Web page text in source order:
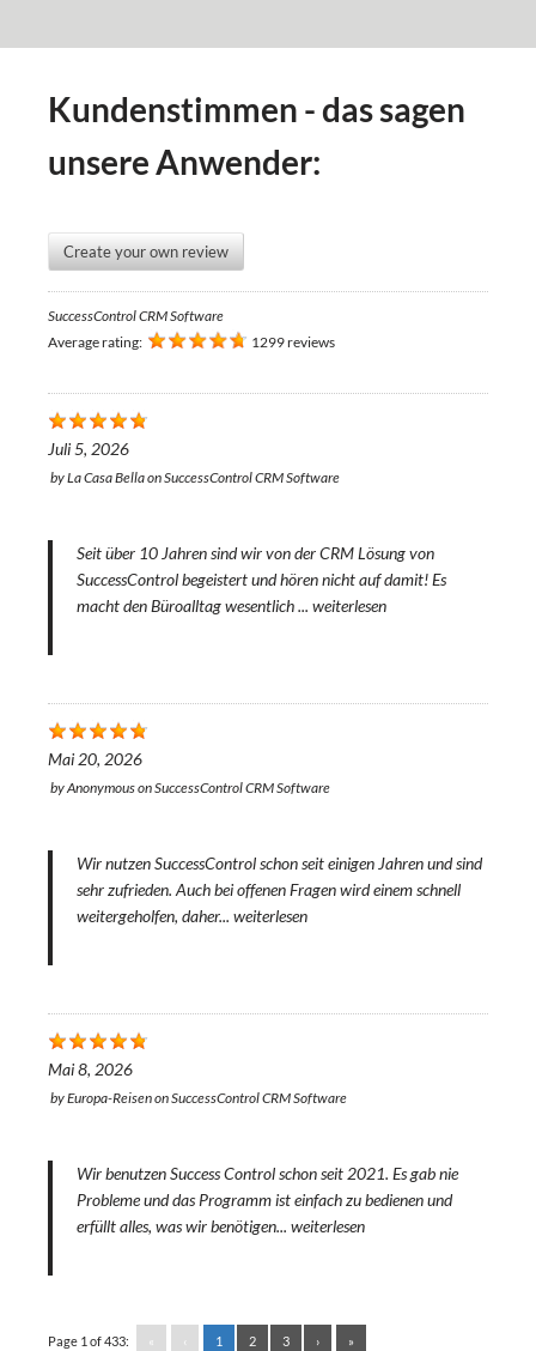
Kundenstimmen - das sagen
unsere Anwender:
Create your own review
SuccessControl CRM Software
Average rating:
1299 reviews
Juli 5, 2026
byLa Casa BellaonSuccessControl CRM Software
Seit über 10 Jahren sind wir von der CRM Lösung von
SuccessControl begeistert und hören nicht auf damit! Es
macht den Büroalltag wesentlich ... weiterlesen
Mai 20, 2026
byAnonymousonSuccessControl CRM Software
Wir nutzen SuccessControl schon seit einigen Jahren und sind
sehr zufrieden. Auch bei offenen Fragen wird einem schnell
weitergeholfen, daher... weiterlesen
Mai 8, 2026
byEuropa-ReisenonSuccessControl CRM Software
Wir benutzen Success Control schon seit 2021. Es gab nie
Probleme und das Programm ist einfach zu bedienen und
erfüllt alles, was wir benötigen... weiterlesen
Page 1 of 433: « ‹ 1 2 3 › »